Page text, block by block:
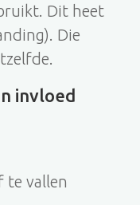
Dit heet
Die
invloed
te vallen